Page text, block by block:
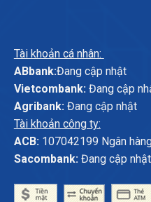
Tài khoản cá nhân:
ABbank:Đang cập nhật
Vietcombank:Đang cập
Agribank:Đang cập nhật
Tài khoản công ty:
ACB:107042199 Ngân
Sacombank:Đang cập nhật